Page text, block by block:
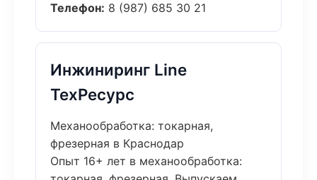
Телефон: 8 (987) 685 30 21
Инжиниринг Line
ТехРесурс
Механообработка: токарная,
фрезерная в Краснодар
Опыт 16+ лет в механообработка: